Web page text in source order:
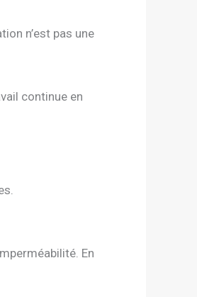
n’est pas une
continue en
En